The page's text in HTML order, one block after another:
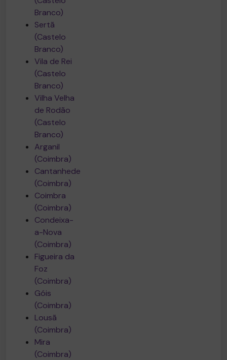
Branco)
Sertã
(Castelo
Branco)
Vila de Rei
(Castelo
Branco)
Vilha Velha
de Rodão
(Castelo
Branco)
Arganil
(Coimbra)
Cantanhede
(Coimbra)
Coimbra
(Coimbra)
Condeixa-
a-Nova
(Coimbra)
Figueira da
Foz
(Coimbra)
Góis
(Coimbra)
Lousã
(Coimbra)
Mira
(Coimbra)